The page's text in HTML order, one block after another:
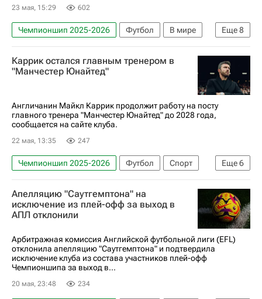
23 мая, 15:29 602
Еще8
Чемпионшип 2025-2026 Футбол
В мире
Англия
Канзас-Сити (Миссури)
США
Томас Тухель
Саутгемптон
Мидлсбро
ЧМ по футболу 2026
Каррик остался главным тренером в
"Манчестер Юнайтед"
Англичанин Майкл Каррик продолжит работу на посту
главного тренера "Манчестер Юнайтед" до 2028 года,
сообщается на сайте клуба.
22 мая, 13:35 247
Еще6
Чемпионшип 2025-2026 Футбол
Спорт
Англия
Майкл Каррик
Жозе Моуринью
Манчестер Юнайтед
Мидлсбро
Лига чемпионов УЕФА 2026-2027
Апелляцию "Саутгемптона" на
исключение из плей-офф за выход в
АПЛ отклонили
Арбитражная комиссия Английской футбольной лиги (EFL)
отклонила апелляцию "Саутгемптона" и подтвердила
исключение клуба из состава участников плей-офф
Чемпионшипа за выход в...
20 мая, 23:48 234